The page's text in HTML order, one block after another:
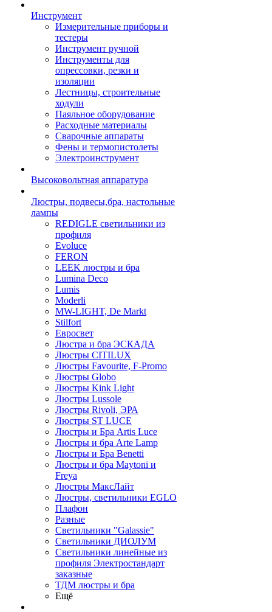
Инструмент
Измерительные приборы и
тестеры
Инструмент ручной
Инструменты для
опрессовки, резки и
изоляции
Лестницы, строительные
ходули
Паяльное оборудование
Расходные материалы
Сварочные аппараты
Фены и термопистолеты
Электроинструмент
Высоковольтная аппаратура
Люстры, подвесы,бра, настольные
лампы
REDIGLE светильники из
профиля
Evoluce
FERON
LEEK люстры и бра
Lumina Deco
Lumis
Moderli
MW-LIGHT, De Markt
Stilfort
Евросвет
Люстра и бра ЭСКАДА
Люстры CITILUX
Люстры Favourite, F-Promo
Люстры Globo
Люстры Kink Light
Люстры Lussole
Люстры Rivoli, ЭРА
Люстры ST LUCE
Люстры и Бра Artis Luce
Люстры и бра Arte Lamp
Люстры и Бра Benetti
Люстры и бра Maytoni и
Freya
Люстры МаксЛайт
Люстры, светильники EGLO
Плафон
Разные
Светильники "Galassie"
Светильники ДИОЛУМ
Светильники линейные из
профиля Электростандарт
заказные
ТДМ люстры и бра
Ещё